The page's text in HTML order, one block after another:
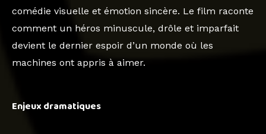
comédie visuelle et émotion sincère. Le film raconte
comment un héros minuscule, drôle et imparfait
devient le dernier espoir d’un monde où les
machines ont appris à aimer.
Enjeux dramatiques